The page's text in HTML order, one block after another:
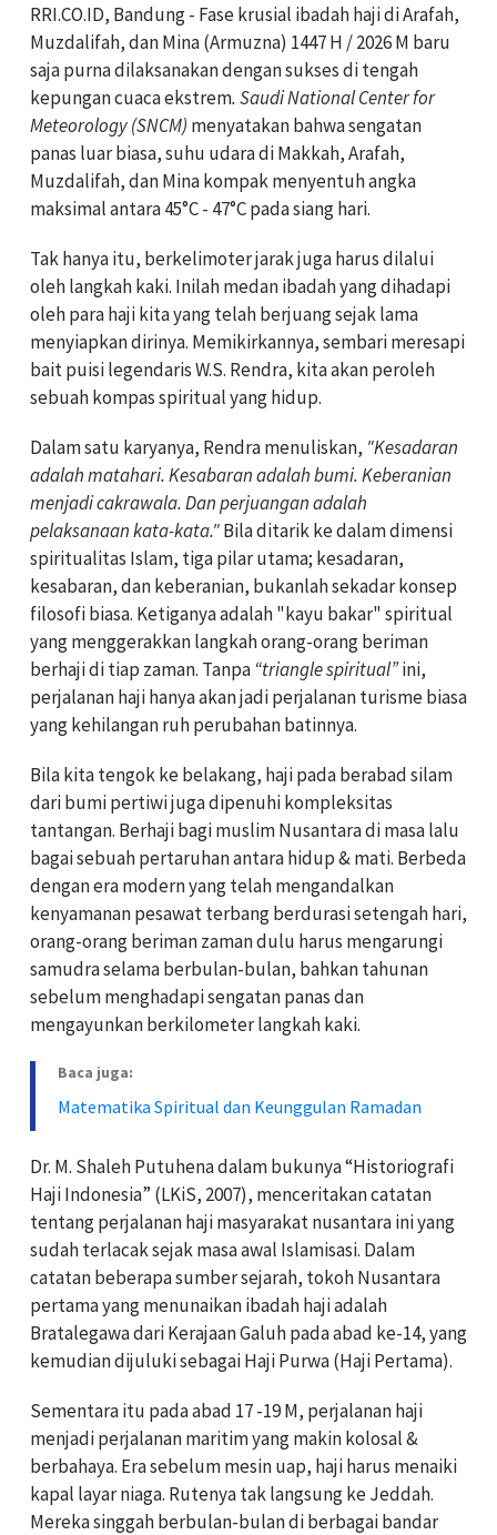
RRI.CO.ID, Bandung - Fase krusial ibadah haji di Arafah,
Muzdalifah, dan Mina (Armuzna) 1447 H / 2026 M baru
saja purna dilaksanakan dengan sukses di tengah
kepungan cuaca ekstrem. Saudi National Center for
Meteorology (SNCM) menyatakan bahwa sengatan
panas luar biasa, suhu udara di Makkah, Arafah,
Muzdalifah, dan Mina kompak menyentuh angka
maksimal antara 45°C - 47°C pada siang hari.
Tak hanya itu, berkelimoter jarak juga harus dilalui
oleh langkah kaki. Inilah medan ibadah yang dihadapi
oleh para haji kita yang telah berjuang sejak lama
menyiapkan dirinya. Memikirkannya, sembari meresapi
bait puisi legendaris W.S. Rendra, kita akan peroleh
sebuah kompas spiritual yang hidup.
Dalam satu karyanya, Rendra menuliskan, "Kesadaran
adalah matahari. Kesabaran adalah bumi. Keberanian
menjadi cakrawala. Dan perjuangan adalah
pelaksanaan kata-kata."Bila ditarik ke dalam dimensi
spiritualitas Islam, tiga pilar utama; kesadaran,
kesabaran, dan keberanian, bukanlah sekadar konsep
filosofi biasa. Ketiganya adalah "kayu bakar" spiritual
yang menggerakkan langkah orang-orang beriman
berhaji di tiap zaman. Tanpa “triangle spiritual”ini,
perjalanan haji hanya akan jadi perjalanan turisme biasa
yang kehilangan ruh perubahan batinnya.
Bila kita tengok ke belakang, haji pada berabad silam
dari bumi pertiwi juga dipenuhi kompleksitas
tantangan. Berhaji bagi muslim Nusantara di masa lalu
bagai sebuah pertaruhan antara hidup & mati. Berbeda
dengan era modern yang telah mengandalkan
kenyamanan pesawat terbang berdurasi setengah hari,
orang-orang beriman zaman dulu harus mengarungi
samudra selama berbulan-bulan, bahkan tahunan
sebelum menghadapi sengatan panas dan
mengayunkan berkilometer langkah kaki.
Baca juga:
Matematika Spiritual dan Keunggulan Ramadan
Dr. M. Shaleh Putuhena dalam bukunya “Historiografi
Haji Indonesia” (LKiS, 2007), menceritakan catatan
tentang perjalanan haji masyarakat nusantara ini yang
sudah terlacak sejak masa awal Islamisasi. Dalam
catatan beberapa sumber sejarah, tokoh Nusantara
pertama yang menunaikan ibadah haji adalah
Bratalegawa dari Kerajaan Galuh pada abad ke-14, yang
kemudian dijuluki sebagai Haji Purwa (Haji Pertama).
Sementara itu pada abad 17 -19 M, perjalanan haji
menjadi perjalanan maritim yang makin kolosal &
berbahaya. Era sebelum mesin uap, haji harus menaiki
kapal layar niaga. Rutenya tak langsung ke Jeddah.
Mereka singgah berbulan-bulan di berbagai bandar